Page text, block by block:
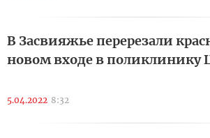
В Засвияжье перерезали
новом входе в поликлинику
5.04.2022 8:32